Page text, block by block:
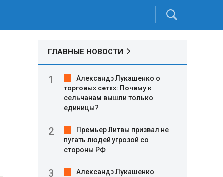
ГЛАВНЫЕ НОВОСТИ
Александр Лукашенко о
торговых сетях: Почему к
сельчанам вышли только
единицы?
Премьер Литвы призвал не
пугать людей угрозой со
стороны РФ
Александр Лукашенко